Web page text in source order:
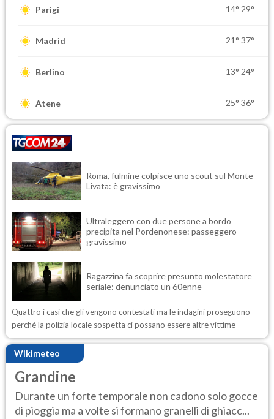
Parigi 14° 29°
Madrid 21° 37°
Berlino 13° 24°
Atene 25° 36°
Roma, fulmine colpisce uno scout sul Monte
Livata: è gravissimo
Ultraleggero con due persone a bordo
precipita nel Pordenonese: passeggero
gravissimo
Ragazzina fa scoprire presunto molestatore
seriale: denunciato un 60enne
Quattro i casi che gli vengono contestati ma le indagini proseguono
perché la polizia locale sospetta ci possano essere altre vittime
Wikimeteo
Grandine
Durante un forte temporale non cadono solo gocce
di pioggia ma a volte si formano granelli di ghiacc...